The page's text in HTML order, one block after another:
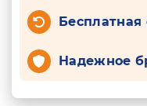
Бесплатная
Надежное